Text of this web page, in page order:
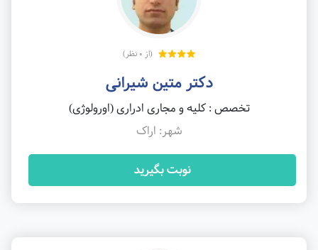
(از 0 نظر)
دکتر متین شیرانی
تخصص : کلیه و مجاری ادراری (اورولوژی)
شهر: اراک
نوبت بگیرید